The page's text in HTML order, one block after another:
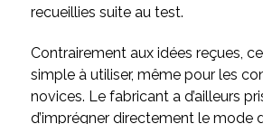
recueillies suite au test.
Contrairement aux idées reçues,
simple à utiliser, même pour les
novices. Le fabricant a d’ailleurs
d’imprégner directement le mode